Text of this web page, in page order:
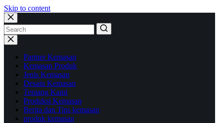
Skip to content
Partner Kemasan
Kemasan Produk
Jenis Kemasan
Desain Kemasan
Tentang Kami
Produksi Kemasan
Berita dan Tips kemasan
produk kemasan